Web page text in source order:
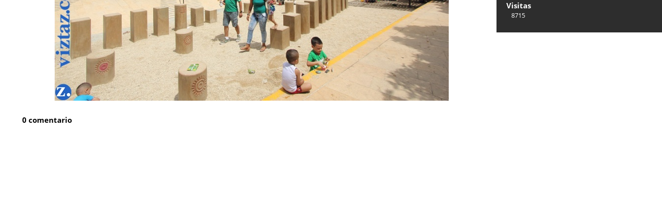
Visitas
8715
0 comentario